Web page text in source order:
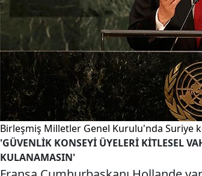
Birleşmiş Milletler Genel Kurulu'nda Suriye
'GÜVENLİK KONSEYİ ÜYELERİ KİTLESEL
KULANAMASIN'